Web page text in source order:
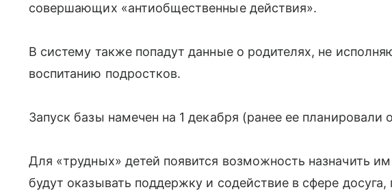
совершающих «антиобщественные действия».
В систему также попадут данные о родителях, не
воспитанию подростков.
Запуск базы намечен на 1 декабря (ранее ее
Для «трудных» детей появится возможность назначить
будут оказывать поддержку и содействие в сфере